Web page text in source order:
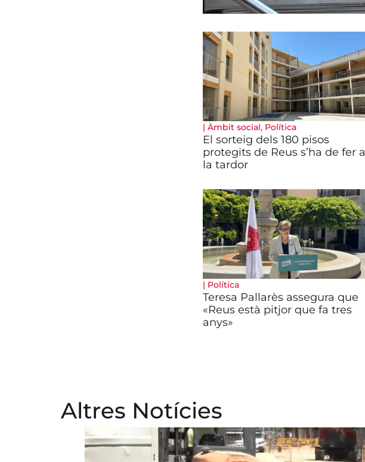
| Àmbit social, Política
El sorteig dels 180 pisos
protegits de Reus s’ha de fer a
la tardor
| Política
Teresa Pallarès assegura que
«Reus està pitjor que fa tres
anys»
Altres Notícies